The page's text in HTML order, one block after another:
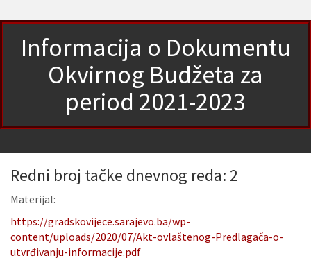
Informacija o Dokumentu
Okvirnog Budžeta za
period 2021-2023
Redni broj tačke dnevnog reda: 2
Materijal:
https://gradskovijece.sarajevo.ba/wp-
content/uploads/2020/07/Akt-ovlaštenog-Predlagača-o-
utvrđivanju-informacije.pdf